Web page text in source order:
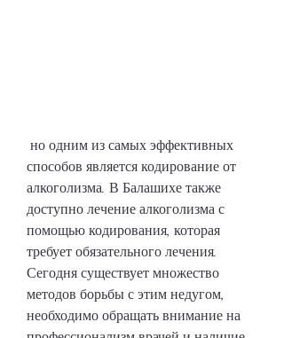
способов является кодирование от
алкоголизма. В Балашихе также
доступно лечение алкоголизма с
помощью кодирования, которая
требует обязательного лечения.
Сегодня существует множество
методов борьбы с этим недугом,
необходимо обращать внимание на